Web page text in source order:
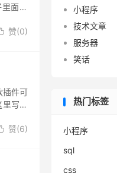
面一
赞(0)
插件可
写一
赞(6)
小程序
技术文章
服务器
笑话
热门标签
小程序
sql
css